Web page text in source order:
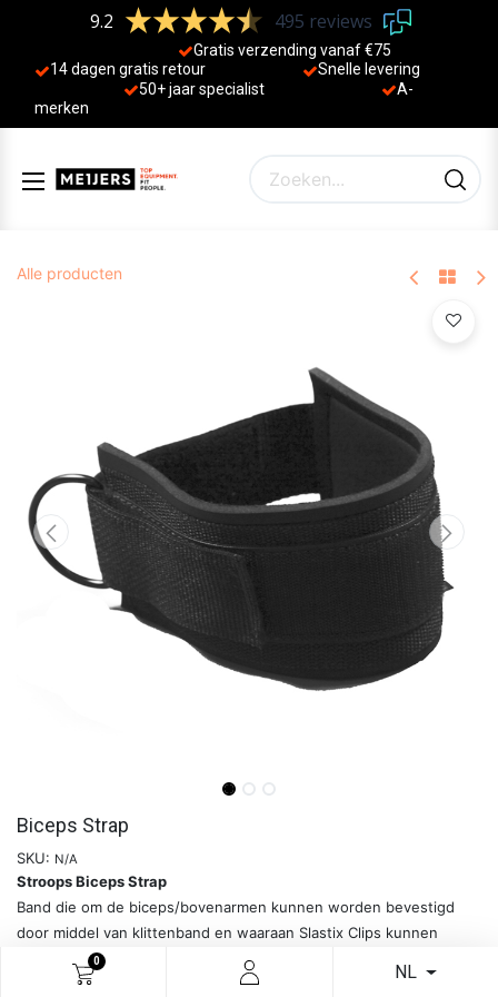
0
NL
9.2 495 reviews
Gratis verzending vanaf €75
14 dagen gratis retour
Sne lle levering
50+ jaar specialist
A-
merken
Alle producten
Biceps Strap
SKU: N/A
Stroops Biceps Strap
Band die om de biceps/bovenarmen kunnen worden bevestigd
door middel van klittenband en waaraan Slastix Clips kunnen
worden vastgemaakt.